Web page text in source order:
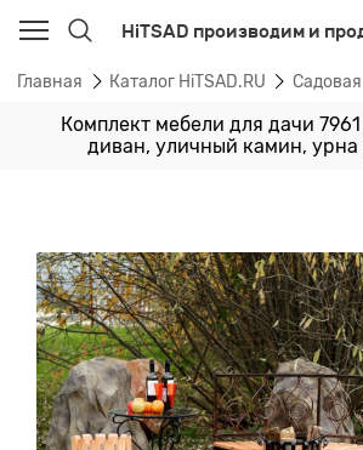
HiTSAD производим и
Главная Каталог HiTSAD.RU
Комплект мебели для дачи
диван, уличный камин, урна